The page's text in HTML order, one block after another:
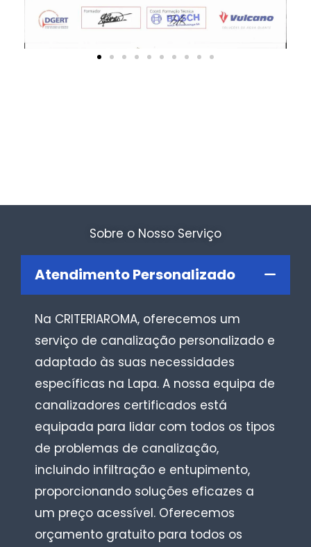
Sobre o Nosso Serviço
Atendimento Personalizado
Na CRITERIAROMA, oferecemos um
serviço de canalização personalizado e
adaptado às suas necessidades
específicas na Lapa. A nossa equipa de
canalizadores certificados está
equipada para lidar com todos os tipos
de problemas de canalização,
incluindo infiltração e entupimento,
proporcionando soluções eficazes a
um preço acessível. Oferecemos
orçamento gratuito para todos os